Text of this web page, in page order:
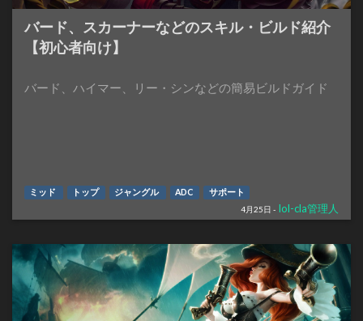
バード、スカーナーなどのスキル・ビルド紹介
【初心者向け】
バード、ハイマー、リー・シンなどの簡易ビルドガイド
ミッド トップ ジャングル ADC
サポート
4月25日 - lol-cla管理人